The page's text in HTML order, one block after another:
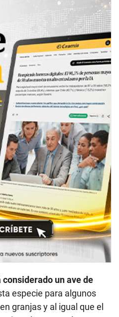
un ave de
especie para algunos
granjas y al igual que el